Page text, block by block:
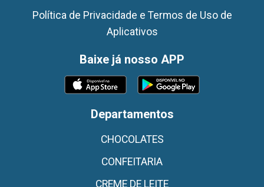
Política de Privacidade e Termos de Uso de
Aplicativos
Baixe já nosso APP
Departamentos
CHOCOLATES
CONFEITARIA
CREME DE LEITE